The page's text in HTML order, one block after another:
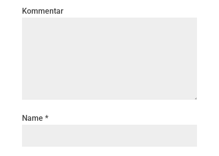
Kommentar
Name *